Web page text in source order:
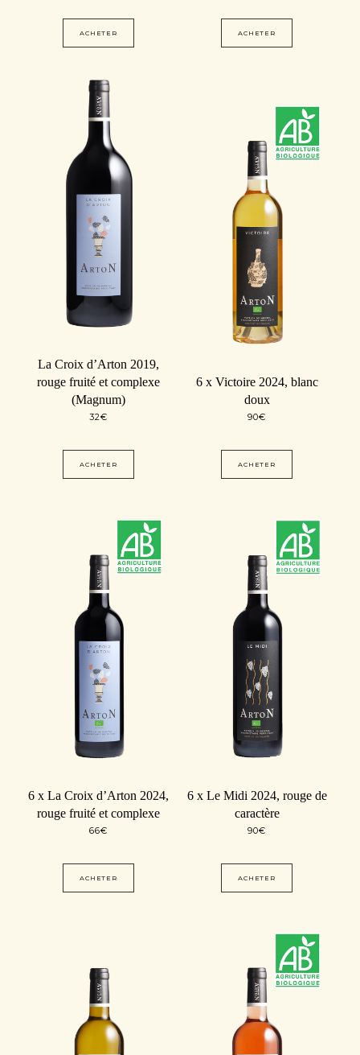
ACHETER ACHETER
La Croix d’Arton 2019,
rouge fruité et complexe
(Magnum)
32€
ACHETER
6 x Victoire 2024, blanc
doux
90€
ACHETER
6 x La Croix d’Arton 2024,
rouge fruité et complexe
66€
ACHETER
6 x Le Midi 2024, rouge de
caractère
90€
ACHETER